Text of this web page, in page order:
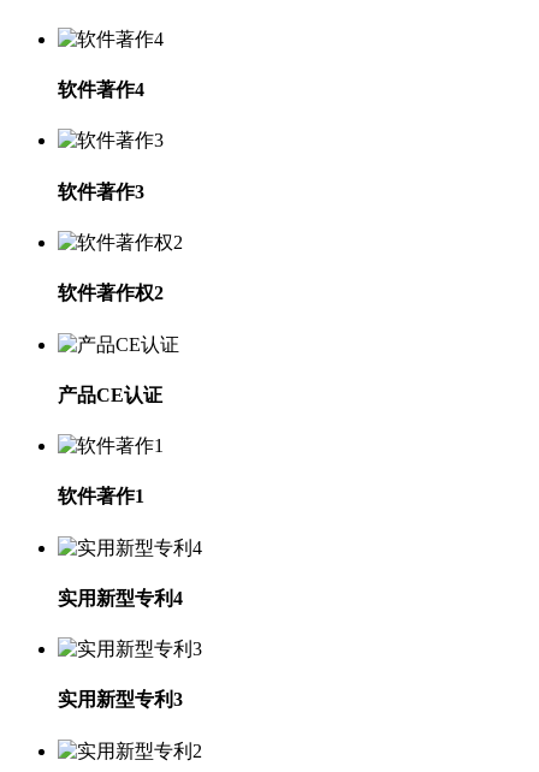
软件著作4
软件著作3
软件著作权2
产品CE认证
软件著作1
实用新型专利4
实用新型专利3